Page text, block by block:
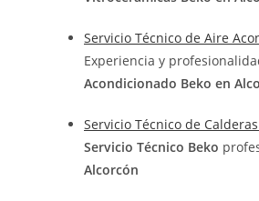
Servicio Técnico de Aire
Experiencia y
Acondicionado Beko en
Servicio Técnico de
Servicio Técnico Beko
Alcorcón